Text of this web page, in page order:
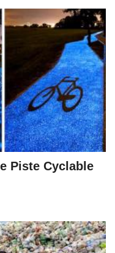
Piste Cyclable